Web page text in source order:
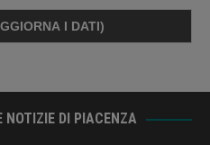
NOTIZIE DI PIACENZA